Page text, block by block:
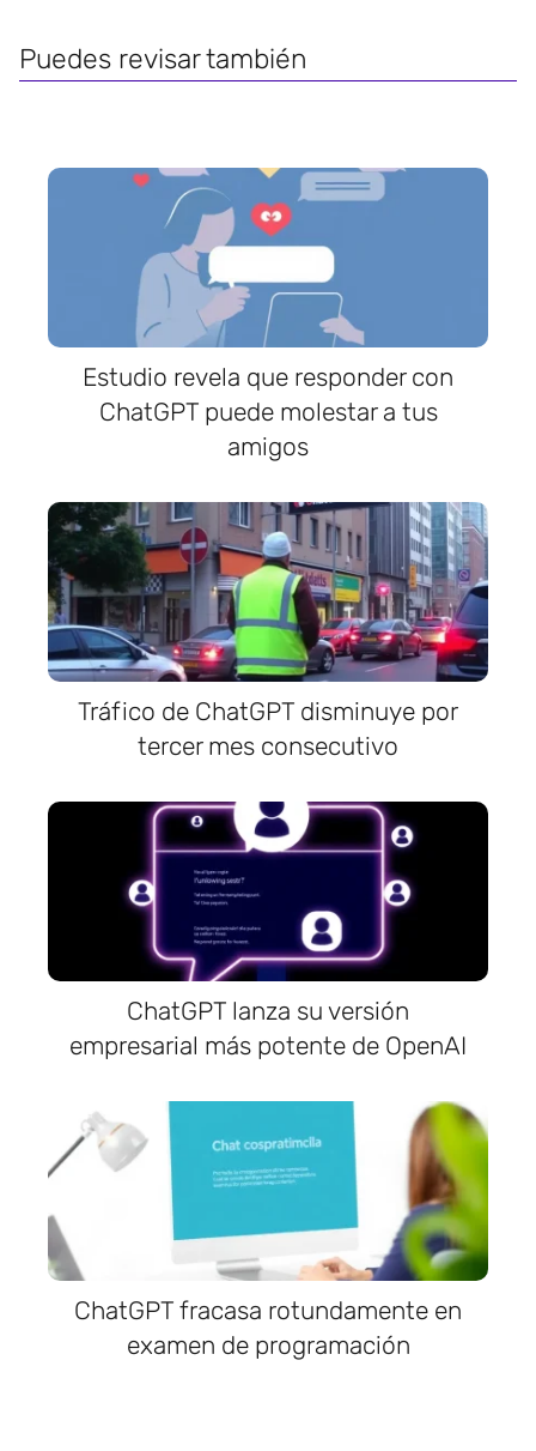
Puedes revisar también
Estudio revela que responder con
ChatGPT puede molestar a tus
amigos
Tráfico de ChatGPT disminuye por
tercer mes consecutivo
ChatGPT lanza su versión
empresarial más potente de OpenAI
ChatGPT fracasa rotundamente en
examen de programación